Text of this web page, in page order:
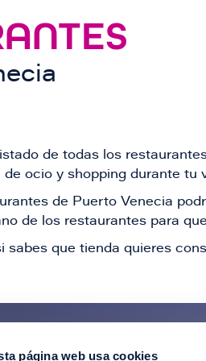
página web usa cookies
de todas los
ocio y shopping durante tu
de Puerto Venecia
de los restaurantes para
sabes que tienda quieres